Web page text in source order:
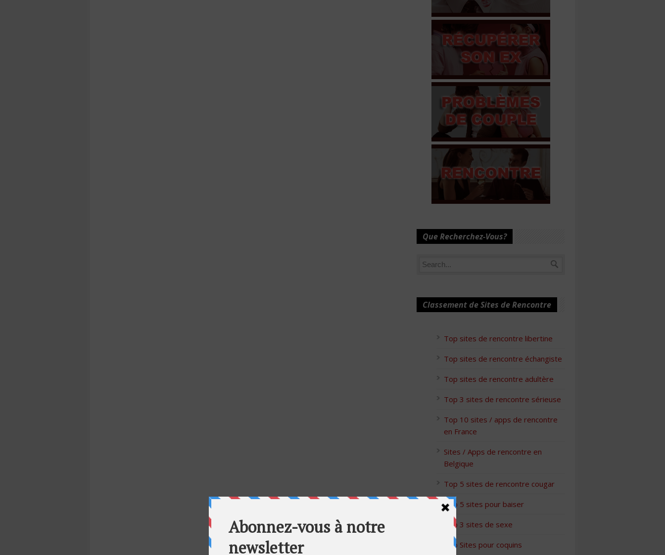
Que Recherchez-Vous?
Classement de Sites de Rencontre
Top sites de rencontre libertine
Top sites de rencontre échangiste
Top sites de rencontre adultère
Top 3 sites de rencontre sérieuse
Top 10 sites / apps de rencontre
en France
Sites / Apps de rencontre en
Belgique
Top 5 sites de rencontre cougar
Top 5 sites pour baiser
Top 3 sites de sexe
Top Sites pour coquins